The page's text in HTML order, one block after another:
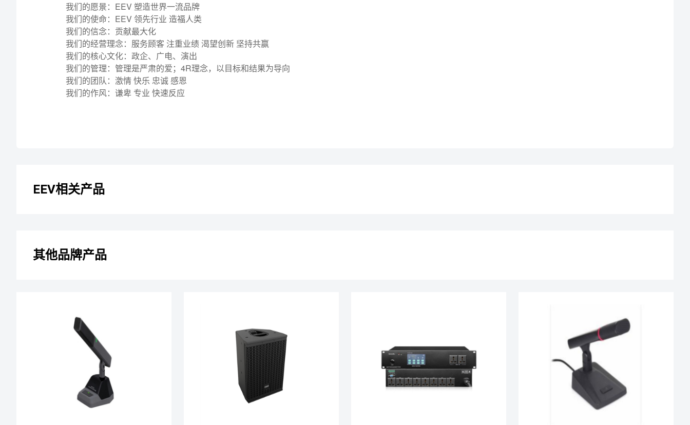
我们的愿景：EEV 塑造世界一流品牌
我们的使命：EEV 领先行业 造福人类
我们的信念：贡献最大化
我们的经营理念：服务顾客 注重业绩 渴望创新 坚持共赢
我们的核心文化：政企、广电、演出
我们的管理：管理是严肃的爱；4R理念，以目标和结果为导向
我们的团队：激情 快乐 忠诚 感恩
我们的作风：谦卑 专业 快速反应
EEV相关产品
其他品牌产品